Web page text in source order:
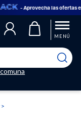
- Aprovecha las ofertas en
MENÚ
correctamente
para agregar
que ya no necesitas.